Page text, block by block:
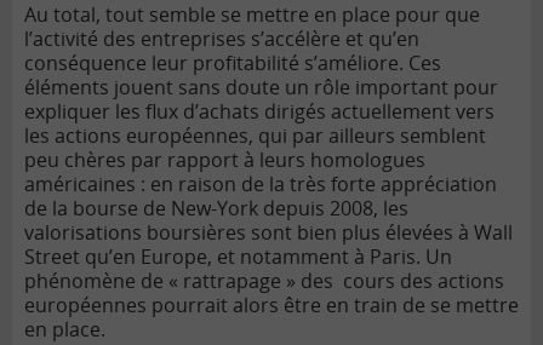
Au total, tout semble se mettre en place pour que
l’activité des entreprises s’accélère et qu’en
conséquence leur profitabilité s’améliore. Ces
éléments jouent sans doute un rôle important pour
expliquer les flux d’achats dirigés actuellement vers
les actions européennes, qui par ailleurs semblent
peu chères par rapport à leurs homologues
américaines : en raison de la très forte appréciation
de la bourse de New-York depuis 2008, les
valorisations boursières sont bien plus élevées à Wall
Street qu’en Europe, et notamment à Paris. Un
phénomène de « rattrapage » des cours des actions
européennes pourrait alors être en train de se mettre
en place.